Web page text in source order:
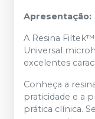
Apresentação:
A Resina
Universal
excelentes
Conheça a
praticidade e a
prática clínica.